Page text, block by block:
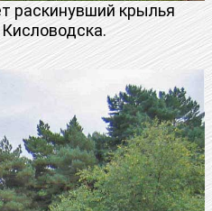
раскинувший крылья